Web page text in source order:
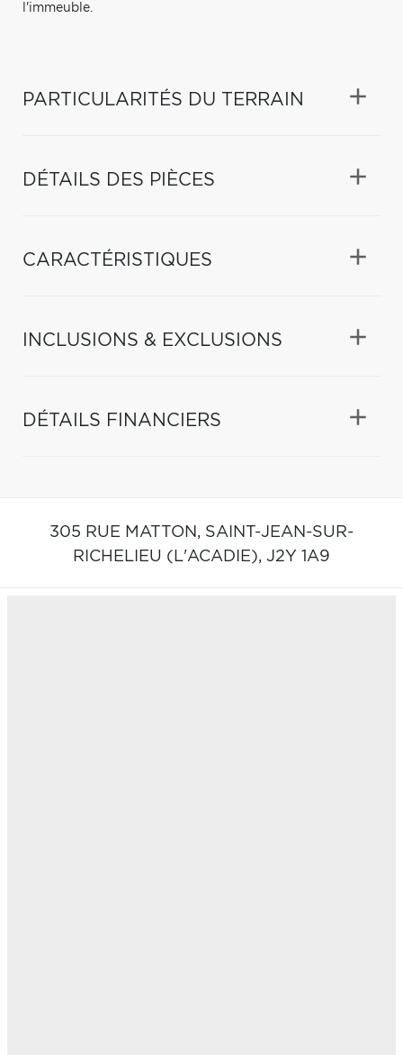
l'immeuble.
PARTICULARITÉS DU TERRAIN
DÉTAILS DES PIÈCES
CARACTÉRISTIQUES
INCLUSIONS & EXCLUSIONS
DÉTAILS FINANCIERS
305 RUE MATTON, SAINT-JEAN-SUR-
RICHELIEU (L'ACADIE), J2Y 1A9